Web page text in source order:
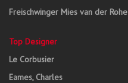
Freischwinger Mies van der Rohe
Top Designer
Le Corbusier
Eames, Charles